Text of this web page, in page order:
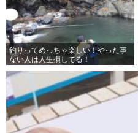
釣りってめっちゃ楽しい！やった事
ない人は人生損してる！